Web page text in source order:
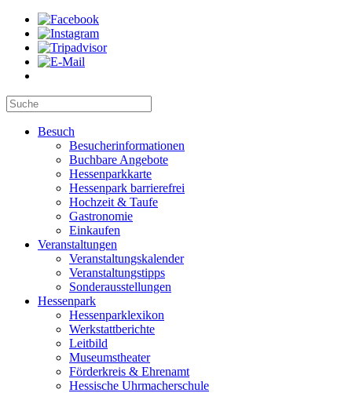
Besuch
Besucherinformationen
Buchbare Angebote
Hessenparkkarte
Hessenpark barrierefrei
Hochzeit & Taufe
Gastronomie
Einkaufen
Veranstaltungen
Veranstaltungskalender
Veranstaltungstipps
Sonderausstellungen
Hessenpark
Hessenparklexikon
Werkstattberichte
Leitbild
Museumstheater
Förderkreis & Ehrenamt
Hessische Uhrmacherschule